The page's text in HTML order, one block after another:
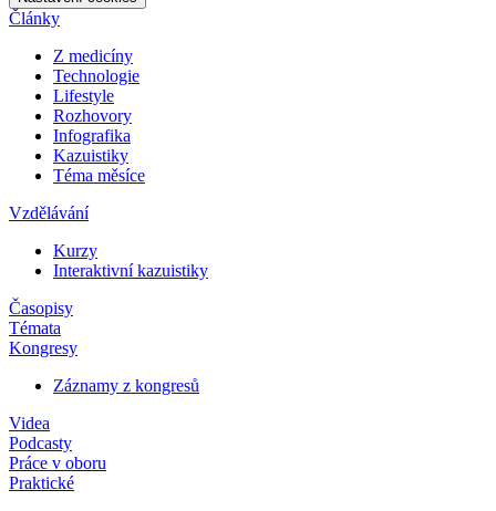
Články
Z medicíny
Technologie
Lifestyle
Rozhovory
Infografika
Kazuistiky
Téma měsíce
Vzdělávání
Kurzy
Interaktivní kazuistiky
Časopisy
Témata
Kongresy
Záznamy z kongresů
Videa
Podcasty
Práce v oboru
Praktické